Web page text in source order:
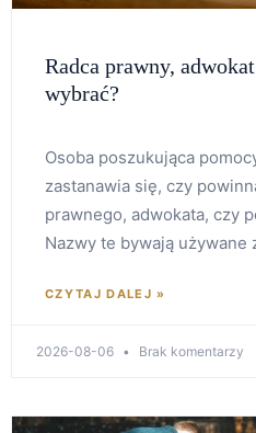
Radca prawny,
wybrać?
Osoba poszukująca
zastanawia się, czy
prawnego, adwokata, czy
Nazwy te bywają używane
CZYTAJ DALEJ »
2026-08-06 Brak komentarzy